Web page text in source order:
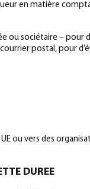
en matière
ou sociétaire – pour
postal, pour
ou vers des
DUREE